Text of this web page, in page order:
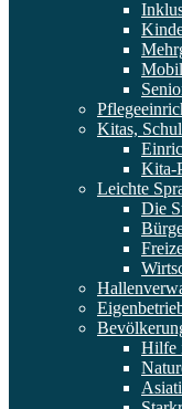
Kitas,
Kita-
Leichte
Die
Hilfe